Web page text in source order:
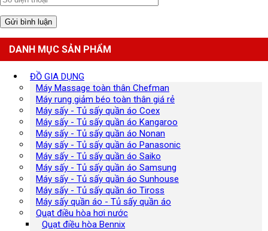
DANH MỤC SẢN PHẨM
ĐỒ GIA DỤNG
Máy Massage toàn thân Chefman
Máy rung giảm béo toàn thân giá rẻ
Máy sấy - Tủ sấy quần áo Coex
Máy sấy - Tủ sấy quần áo Kangaroo
Máy sấy - Tủ sấy quần áo Nonan
Máy sấy - Tủ sấy quần áo Panasonic
Máy sấy - Tủ sấy quần áo Saiko
Máy sấy - Tủ sấy quần áo Samsung
Máy sấy - Tủ sấy quần áo Sunhouse
Máy sấy - Tủ sấy quần áo Tiross
Máy sấy quần áo - Tủ sấy quần áo
Quạt điều hòa hơi nước
Quạt điều hòa Bennix